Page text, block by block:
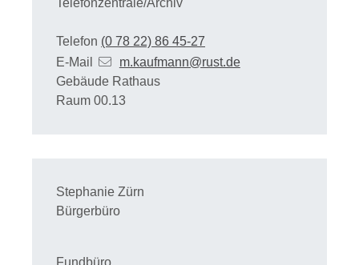
Telefonzentrale/Archiv
Telefon (0 78 22) 86 45-27
E-Mail
m.kaufmann@rust.de
Gebäude Rathaus
Raum 00.13
Stephanie Zürn
Bürgerbüro
Fundbüro